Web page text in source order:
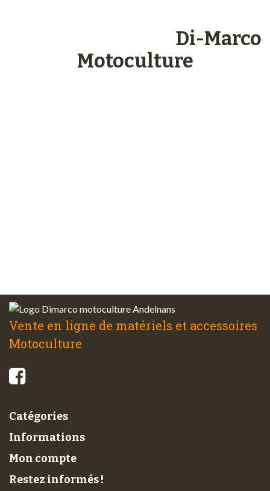
Di-Marco
Motoculture
Vente en ligne de matériels et accessoires
Motoculture
Catégories
Informations
Mon compte
Restez informés !